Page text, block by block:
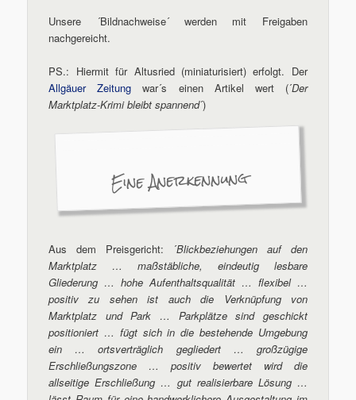
Unsere ´Bildnachweise´ werden mit Freigaben
nachgereicht.
PS.: Hiermit für Altusried (miniaturisiert) erfolgt. Der
Allgäuer Zeitung war´s einen Artikel wert (´Der
Marktplatz-Krimi bleibt spannend´)
Eine Anerkennung
Aus dem Preisgericht: ´Blickbeziehungen auf den
Marktplatz … maßstäbliche, eindeutig lesbare
Gliederung … hohe Aufenthaltsqualität … flexibel …
positiv zu sehen ist auch die Verknüpfung von
Marktplatz und Park … Parkplätze sind geschickt
positioniert … fügt sich in die bestehende Umgebung
ein … ortsverträglich gegliedert … großzügige
Erschließungszone … positiv bewertet wird die
allseitige Erschließung … gut realisierbare Lösung …